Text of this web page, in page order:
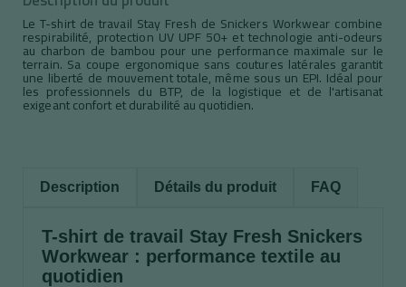
Le T-shirt de travail Stay Fresh de Snickers Workwear combine
respirabilité, protection UV UPF 50+ et technologie anti-odeurs
au charbon de bambou pour une performance maximale sur le
terrain. Sa coupe ergonomique sans coutures latérales garantit
une liberté de mouvement totale, même sous un EPI. Idéal pour
les professionnels du BTP, de la logistique et de l'artisanat
exigeant confort et durabilité au quotidien.
Description Détails du produit FAQ
T-shirt de travail Stay Fresh Snickers
Workwear : performance textile au
quotidien